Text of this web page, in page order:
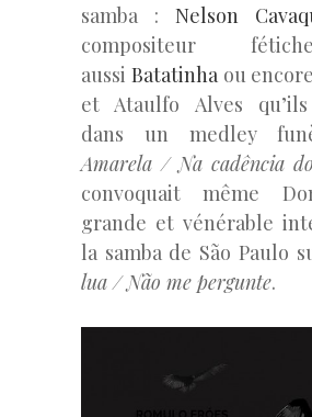
samba : Nelson
compositeur
aussi Batatinhaou
et Ataulfo Alves
dans un medley
Amarela / Na cadência
convoquait même
grande et vénérable
la samba de São Paulo
lua / Não me pergunte.